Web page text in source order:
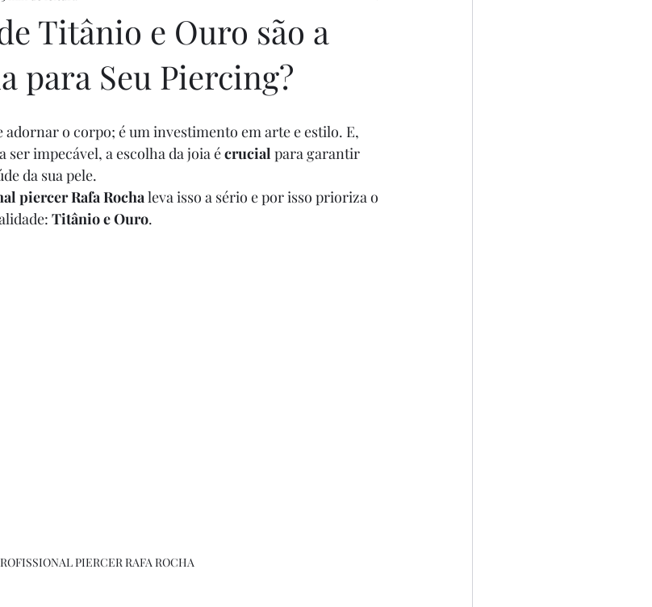
Titânio e Ouro são a
para Seu Piercing?
adornar o corpo; é um investimento em arte e estilo. E,
impecável, a escolha da joia é crucial para garantir
da sua pele.
piercer Rafa Rocha leva isso a sério e por isso prioriza o
Titânio e Ouro.
PIERCER RAFA ROCHA